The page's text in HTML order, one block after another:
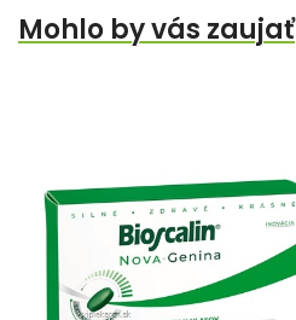
Mohlo by vás zaujať